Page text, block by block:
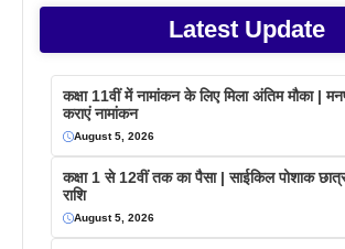
Latest Update
कक्षा 11वीं में नामांकन के लिए मिला अंतिम मौका |
कराएं नामांकन
August 5, 2026
कक्षा 1 से 12वीं तक का पैसा | साईकिल पोशाक
राशि
August 5, 2026